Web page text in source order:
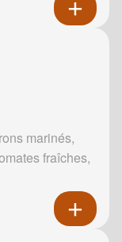
marinés,
fraîches,